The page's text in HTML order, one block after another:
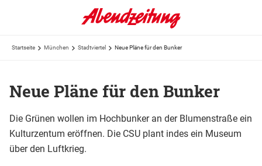
Startseite München Stadtviertel Neue Pläne für den Bunker
Neue Pläne für den Bunker
Die Grünen wollen im Hochbunker an der Blumenstraße ein
Kulturzentum eröffnen. Die CSU plant indes ein Museum
über den Luftkrieg.